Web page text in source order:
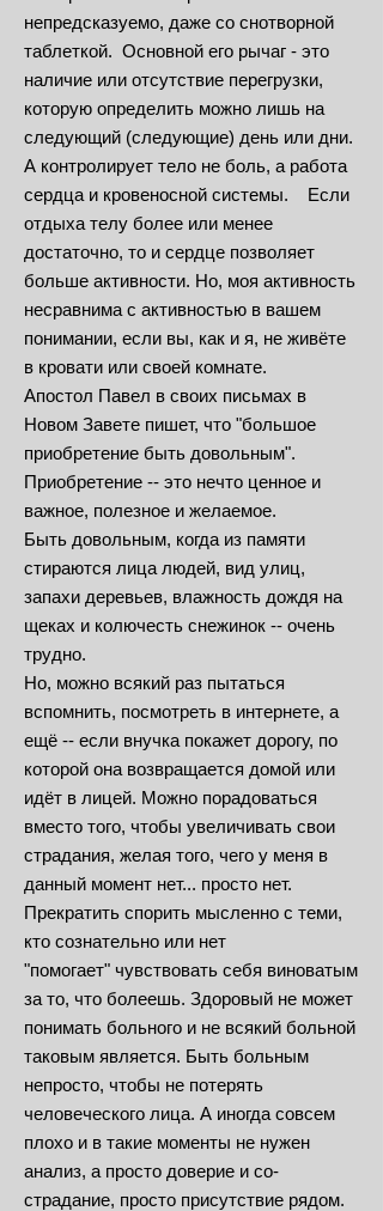
непредсказуемо, даже со снотворной
таблеткой. Основной его рычаг - это
наличие или отсутствие перегрузки,
которую определить можно лишь на
следующий (следующие) день или дни.
А контролирует тело не боль, а работа
сердца и кровеносной системы. Если
отдыха телу более или менее
достаточно, то и сердце позволяет
больше активности. Но, моя активность
несравнима с активностью в вашем
понимании, если вы, как и я, не живёте
в кровати или своей комнате.
Апостол Павел в своих письмах в
Новом Завете пишет, что "большое
приобретение быть довольным".
Приобретение -- это нечто ценное и
важное, полезное и желаемое.
Быть довольным, когда из памяти
стираются лица людей, вид улиц,
запахи деревьев, влажность дождя на
щеках и колючесть снежинок -- очень
трудно.
Но, можно всякий раз пытаться
вспомнить, посмотреть в интернете, а
ещё -- если внучка покажет дорогу, по
которой она возвращается домой или
идёт в лицей. Можно порадоваться
вместо того, чтобы увеличивать свои
страдания, желая того, чего у меня в
данный момент нет... просто нет.
Прекратить спорить мысленно с теми,
кто сознательно или нет
"помогает" чувствовать себя виноватым
за то, что болеешь. Здоровый не может
понимать больного и не всякий больной
таковым является. Быть больным
непросто, чтобы не потерять
человеческого лица. А иногда совсем
плохо и в такие моменты не нужен
анализ, а просто доверие и со-
страдание, просто присутствие рядом.